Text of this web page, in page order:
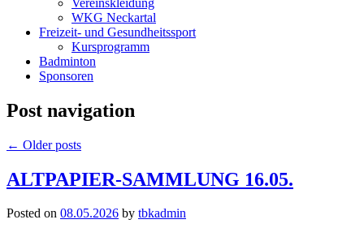
WKG Neckartal
Freizeit- und Gesundheitssport
Kursprogramm
Badminton
Sponsoren
Post navigation
← Older posts
ALTPAPIER-SAMMLUNG 16.05.
Posted on 08.05.2026 by tbkadmin